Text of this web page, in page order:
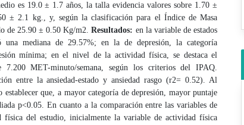
es 19.0 ± 1.7 años, la talla evidencia valores sobre 1.70 ±
± 2.1 kg., y, según la clasificación para el Índice de Masa
de 25.90 ± 0.50 Kg/m2.Resultados: en la variable de estados
una mediana de 29.57%; en la de depresión, la categoría
mínima; en el nivel de la actividad física, se destaca el
7.200 MET-minuto/semana, según los criterios del IPAQ.
entre la ansiedad-estado y ansiedad rasgo (r2= 0.52). Al
establecer que, a mayor categoría de depresión, mayor puntaje
p<0.05. En cuanto a la comparación entre las variables de
física del estudio, inicialmente la variable de actividad física